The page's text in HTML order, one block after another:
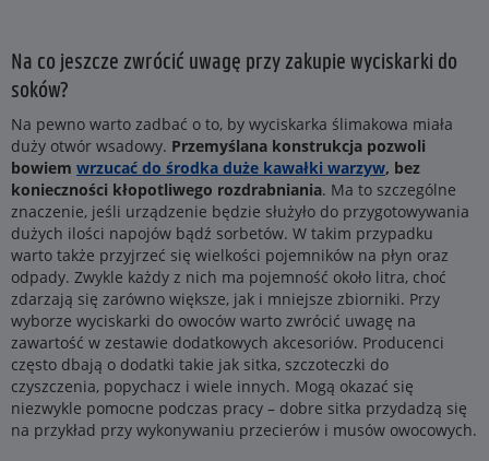
Na co jeszcze zwrócić uwagę przy zakupie wyciskarki do
soków?
Na pewno warto zadbać o to, by wyciskarka ślimakowa miała
duży otwór wsadowy. Przemyślana konstrukcja pozwoli
bowiem wrzucać do środka duże kawałki warzyw, bez
konieczności kłopotliwego rozdrabniania. Ma to szczególne
znaczenie, jeśli urządzenie będzie służyło do przygotowywania
dużych ilości napojów bądź sorbetów. W takim przypadku
warto także przyjrzeć się wielkości pojemników na płyn oraz
odpady. Zwykle każdy z nich ma pojemność około litra, choć
zdarzają się zarówno większe, jak i mniejsze zbiorniki. Przy
wyborze wyciskarki do owoców warto zwrócić uwagę na
zawartość w zestawie dodatkowych akcesoriów. Producenci
często dbają o dodatki takie jak sitka, szczoteczki do
czyszczenia, popychacz i wiele innych. Mogą okazać się
niezwykle pomocne podczas pracy – dobre sitka przydadzą się
na przykład przy wykonywaniu przecierów i musów owocowych.